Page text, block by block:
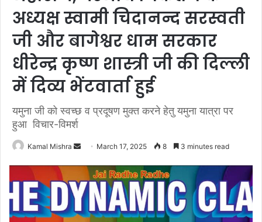
अध्यक्ष स्वामी चिदानन्द सरस्वती
जी और बागेश्वर धाम सरकार
धीरेन्द्र कृष्ण शास्त्री जी की दिल्ली
में दिव्य भेंटवार्ता हुई
यमुना जी को स्वच्छ व प्रदूषण मुक्त करने हेतु यमुना यात्रा पर
हुआ विचार-विमर्श
Kamal Mishra
Send
email
March 17, 2025 8 3 minutes read